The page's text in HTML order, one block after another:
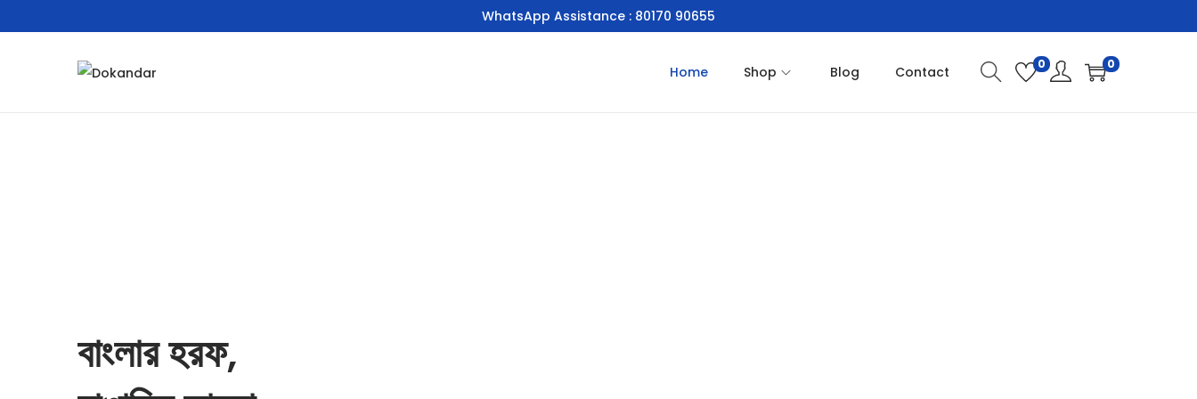
WhatsApp Assistance : 80170 90655
Home Shop Blog Contact 0 0
বাংলার হরফ,